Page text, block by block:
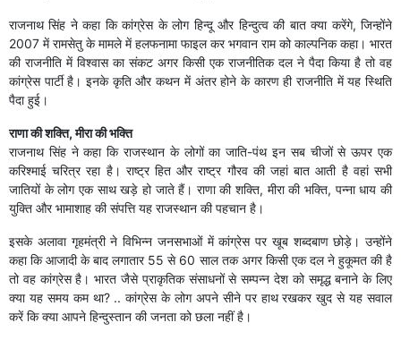
राजनाथ सिंह ने कहा कि कांग्रेस के लोग हिन्दू और हिन्दुत्व की बात क्या करेंगे, जिन्होंने
2007 में रामसेतु के मामले में हलफनामा फाइल कर भगवान राम को काल्पनिक कहा। भारत
की राजनीति में विश्वास का संकट अगर किसी एक राजनीतिक दल ने पैदा किया है तो वह
कांग्रेस पार्टी है। इनके कृति और कथन में अंतर होने के कारण ही राजनीति में यह स्थिति
पैदा हुई।
राणा की शक्ति, मीरा की भक्ति
राजनाथ सिंह ने कहा कि राजस्थान के लोगों का जाति-पंथ इन सब चीजों से ऊपर एक
करिश्माई चरित्र रहा है। राष्ट्र हित और राष्ट्र गौरव की जहां बात आती है वहां सभी
जातियों के लोग एक साथ खड़े हो जाते हैं। राणा की शक्ति, मीरा की भक्ति, पन्ना धाय की
युक्ति और भामाशाह की संपत्ति यह राजस्थान की पहचान है।
इसके अलावा गृहमंत्री ने विभिन्न जनसभाओं में कांग्रेस पर खूब शब्दबाण छोड़े। उन्होंने
कहा कि आजादी के बाद लगातार 55 से 60 साल तक अगर किसी एक दल ने हुकूमत की है
तो वह कांग्रेस है। भारत जैसे प्राकृतिक संसाधनों से सम्पन्न देश को समृद्ध बनाने के लिए
क्या यह समय कम था? .. कांग्रेस के लोग अपने सीने पर हाथ रखकर खुद से यह सवाल
करें कि क्या आपने हिन्दुस्तान की जनता को छला नहीं है।